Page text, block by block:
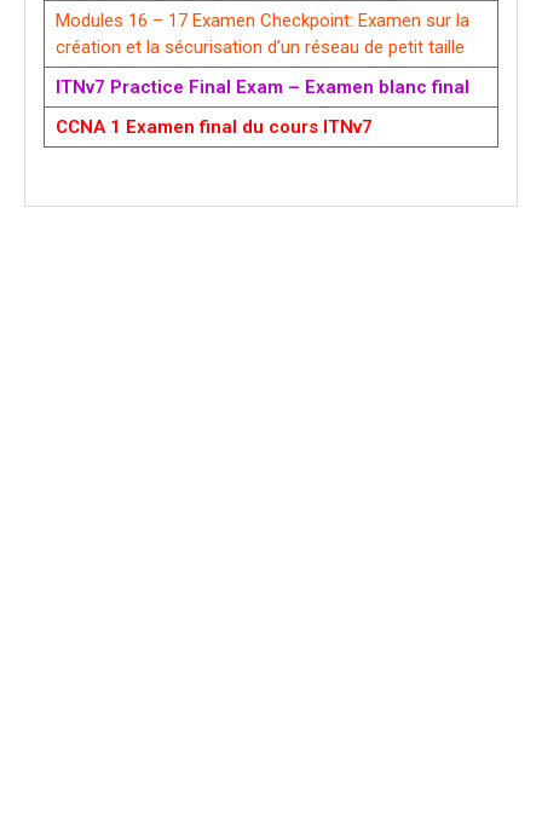
Modules 16 – 17 Examen Checkpoint: Examen sur la
création et la sécurisation d’un réseau de petit taille
ITNv7 Practice Final Exam – Examen blanc final
CCNA 1 Examen final du cours ITNv7